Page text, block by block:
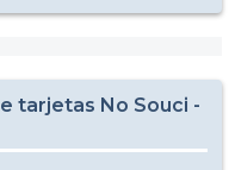
tarjetas No Souci -